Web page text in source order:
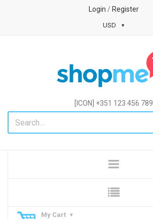
Login / Register
USD
[ICON] +351 123 456 789
My Cart